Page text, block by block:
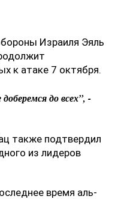
Израиля Эяль
к атаке 7 октября.
до всех”, -
также подтвердил
из лидеров
время аль-